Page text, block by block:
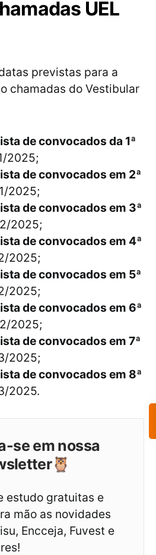
UEL
previstas para a
chamadas do Vestibular
de convocados da 1ª
2025;
de convocados em 2ª
2025;
de convocados em 3ª
2025;
de convocados em 4ª
2025;
de convocados em 5ª
2025;
de convocados em 6ª
2025;
de convocados em 7ª
2025;
de convocados em 8ª
2025.
se em nossa
estudo gratuitas e
mão as novidades
Encceja, Fuvest e